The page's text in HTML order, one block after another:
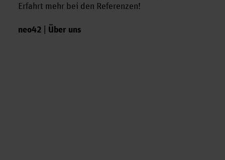
Erfahrt mehr bei den Referenzen!
neo42 | Über uns